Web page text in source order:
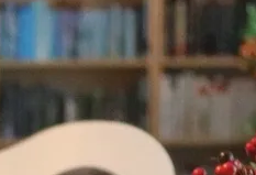
Kvinnors liv
Mord Nobelpriset
Nyutkommet Personligt Poesi
& samhälle Prisbelönt
Relationer
Storbritannien Summeringar